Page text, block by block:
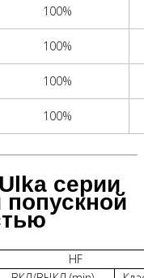
100%
100%
100%
100%
серии
HF